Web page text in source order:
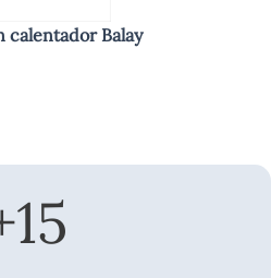
calentador Balay
15